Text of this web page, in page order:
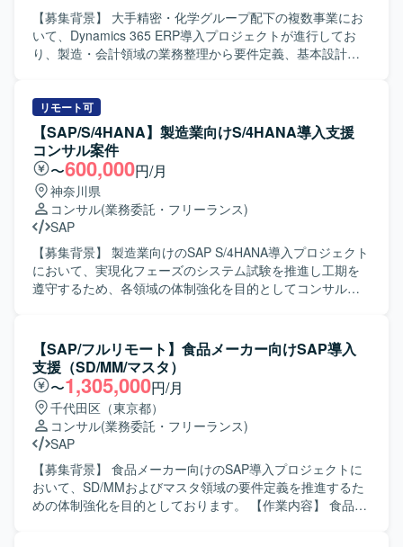
を求めております。お客様の業務を理解したうえで、論理
的に説明しつつ合意形成をリードできる方、変化のある状
況でも柔軟に対応いただける方が望ましいです。 【ポジシ
数モジュールにまたがる業務・システム領域を経験できる
とともに、可視化基盤の構築にも関わることで、上流工程
から基盤構想まで幅広い経験を積むことができます。グロ
ーバル環境でのプロジェクト推進を通じて、英語力やマル
チカルチャーコミュニケーションのスキル向上も期待でき
ます。 【開発環境】 SAPを中心とした基幹システムおよび
可視化基盤を対象とした環境でのプロジェクトとなりま
す。
【募集背景】 大手精密・化学グループ配下の複数事業にお
いて、Dynamics 365 ERP導入プロジェクトが進行してお
り、製造・会計領域の業務整理から要件定義、基本設計、
Dynamics 365 BC/FO導入プロジェクトにおける要件定義お
よび基本設計を実施いたします。 ・Fit-to-
Standard（BC）、Fit & Gap（FO）の観点で現行業務と標
準機能の差分整理、課題抽出、対応方針の検討を行いま
す。 ・製造または会計領域における業務プロセスの整理
や、業務フロー・業務要件の整理・ドキュメント化を行い
ます。 ・中堅向けERP（BC）導入や製造・会計向け
ERP（FO）導入など、複数プロジェクトにまたがり上流工
程をリードいただきます。 ・プロジェクト全体の進行管
理、課題管理、ステークホルダーとの調整などPM/PMOと
しての活動を行います。 【求める人物像】 ・製造または会
複数の関係者が関わるプロジェクトにおいて、状況を整理
しながら主体的に課題解決を進められる方を歓迎いたしま
す。 ・新しいERP製品やクラウドサービスにも前向きにキ
ャッチアップし、標準機能を踏まえた提案ができる方にマ
ッチするポジションです。 【ポジションの魅力】 ・大手グ
ループにおける複数のDynamics 365 ERP導入プロジェクト
に参画し、製造・会計領域の上流工程から携わることがで
きます。 ・D365未経験であっても、他ERPでの上流経験を
活かしながら新たな製品知識を習得する機会がございま
す。 ・コンサルタント、PM/PMOなど複数ロールがあり、
リモート可
【SAP/S/4HANA】製造業向けS/4HANA導入支援
コンサル案件
〜600,000円/月
神奈川県
コンサル(業務委託・フリーランス)
SAP
【募集背景】 製造業向けのSAP S/4HANA導入プロジェクト
において、実現化フェーズのシステム試験を推進し工期を
遵守するため、各領域の体制強化を目的としてコンサルタ
のもとSAP標準機能を最大限活用した導入支援を行ってい
ただきます。現在の実現化フェーズにおいてSAP標準機能
のシステム試験を実施し、試験過程で発生した課題の検討
および対応、追加アドオン実装に関する支援をご担当いた
だきます。プロジェクトシステム、販売管理、管理会計と
いった各領域のコンサルタントとして、担当領域の要件を
踏まえた設定や検証、ユーザー対応を行っていただきま
す。 【求める人物像】 SAP導入プロジェクトにおける豊富
な経験を活かし、Fit to Standard方針を理解したうえで標準
機能の活用を主体的に推進していただける方を求めており
【SAP/フルリモート】食品メーカー向けSAP導入
支援（SD/MM/マスタ）
〜1,305,000円/月
千代田区（東京都）
コンサル(業務委託・フリーランス)
SAP
【募集背景】 食品メーカー向けのSAP導入プロジェクトに
おいて、SD/MMおよびマスタ領域の要件定義を推進するた
めの体制強化を目的としております。 【作業内容】 食品メ